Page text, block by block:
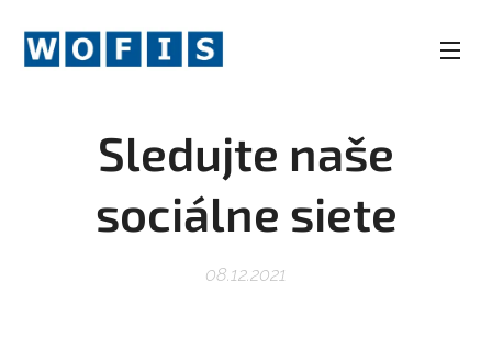
Sledujte naše
sociálne siete
08.12.2021